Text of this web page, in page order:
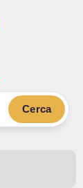
Cerca